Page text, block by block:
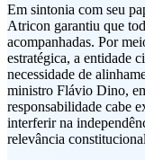
Em sintonia com seu
Atricon garantiu que
acompanhadas. Por
estratégica, a entidade
necessidade de
ministro Flávio Dino,
responsabilidade cabe
interferir na
relevância